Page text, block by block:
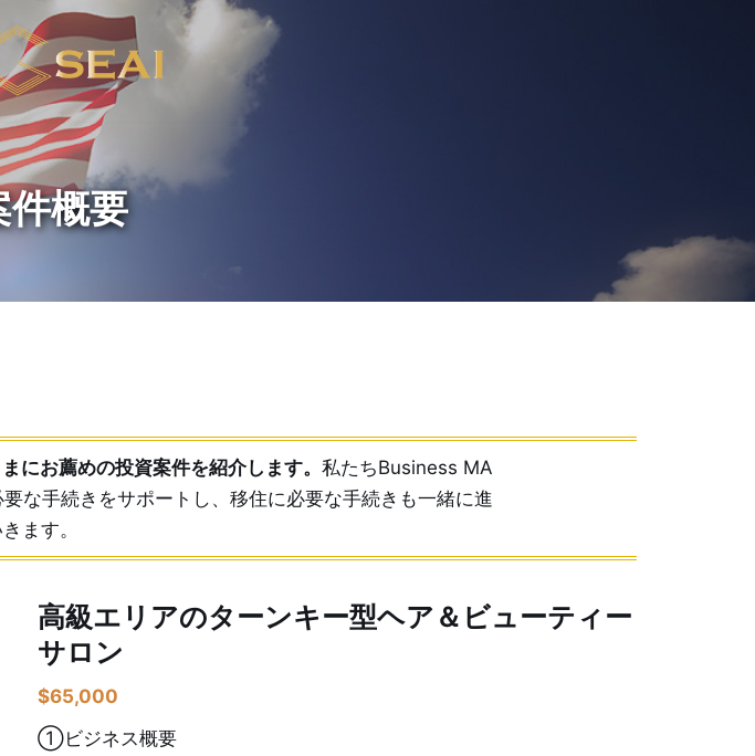
にお薦めの投資案件を紹介します。 私たちBusiness MA
な手続きをサポートし、移住に必要な手続きも一緒に進
ます。
高級エリアのターンキー型ヘア＆ビューティー
サロン
$65,000
①ビジネス概要